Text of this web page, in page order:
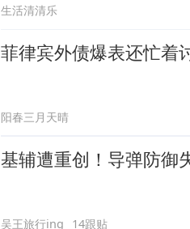
生活清清乐
菲律宾外债爆表还忙着
阳春三月天晴
基辅遭重创！导弹防御
吴王旅行ing 14跟贴